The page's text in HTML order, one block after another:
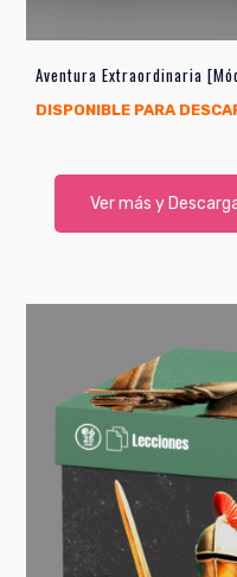
Aventura Extraordinaria
DISPONIBLE PARA
Ver más y